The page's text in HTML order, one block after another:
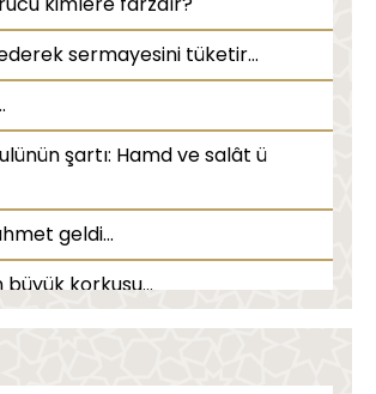
ne kadardır?
edilecek dualar nelerdir?
abdesti nasıl alınır?
nasıl edilir?
sermayesini tüketir...
şartı: Hamd ve salât ü
geldi...
büyük korkusu...
bahisleri çok iyi öğrenmek